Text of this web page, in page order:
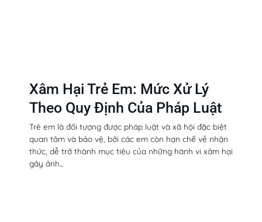
Xâm Hại Trẻ Em: Mức Xử Lý
Theo Quy Định Của Pháp Luật
Trẻ em là đối tượng được pháp luật và xã hội đặc biệt
quan tâm và bảo vệ, bởi các em còn hạn chế về nhận
thức, dễ trở thành mục tiêu của những hành vi xâm hại
gây ảnh...